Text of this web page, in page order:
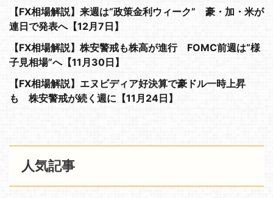
【FX相場解説】来週は“政策金利ウィーク” 豪・加・米が
連日で発表へ【12月7日】
【FX相場解説】株安警戒も株高が進行 FOMC前週は“様
子見相場”へ【11月30日】
【FX相場解説】エヌビディア好決算で豪ドル一時上昇
も 株安警戒が続く週に【11月24日】
人気記事